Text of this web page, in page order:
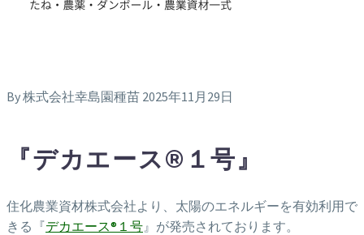
By 株式会社幸島園種苗 2025年11月29日
『デカエース®１号』
住化農業資材株式会社より、太陽のエネルギーを有効利用で
きる『デカエース®１号 』が発売されております。